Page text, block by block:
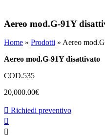
Aereo mod.G-91Y
Home » Prodotti » Aereo
Aereo mod.G-91Y disattivato
COD.535
20,000.00€
Richiedi preventivo